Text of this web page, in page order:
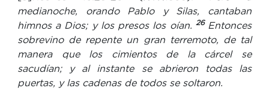
medianoche, orando Pablo y Silas, cantaban
himnos a Dios; y los presos los oían.
26 Entonces
sobrevino de repente un gran terremoto, de tal
manera que los cimientos de la cárcel se
sacudían; y al instante se abrieron todas las
puertas, y las cadenas de todos se soltaron.